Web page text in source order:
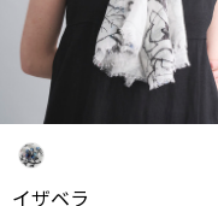
イザベラ